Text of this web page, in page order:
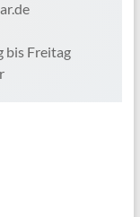
bis Freitag